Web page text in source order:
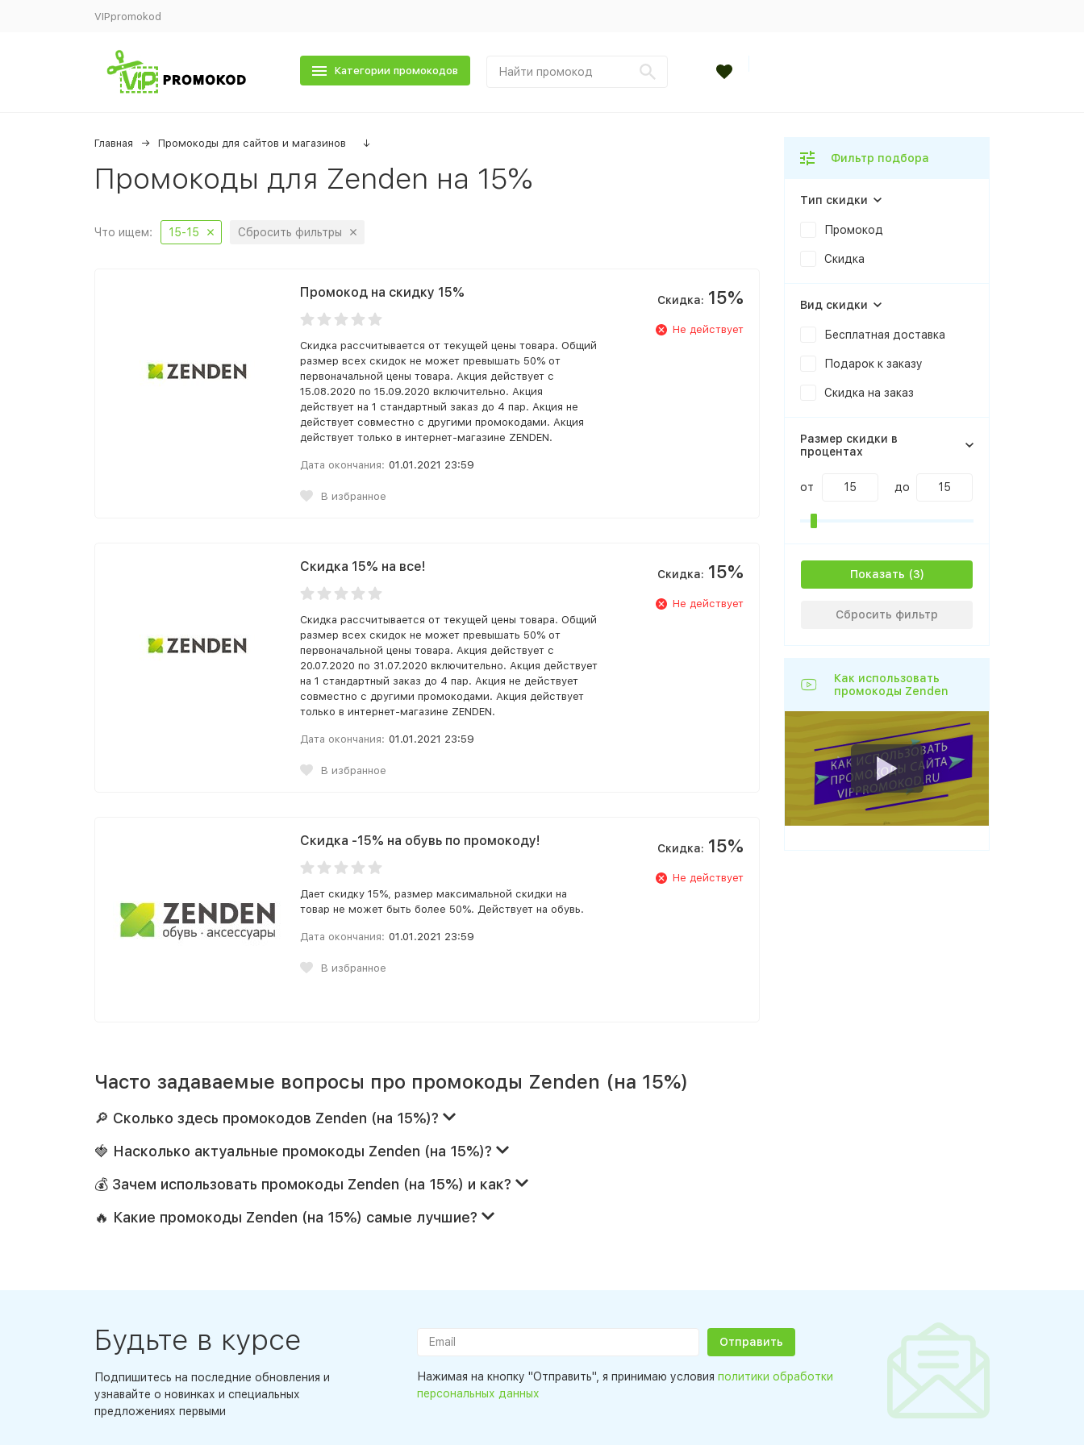
VIPpromokod
Категории промокодов
Главная Промокоды для сайтов и магазинов ↓
Промокоды для Zenden на 15%
Что ищем: 15-15 Сбросить фильтры
Промокод на скидку 15%
Скидка рассчитывается от текущей цены товара. Общий
размер всех скидок не может превышать 50% от
первоначальной цены товара. Акция действует с
15.08.2020 по 15.09.2020 включительно. Акция
действует на 1 стандартный заказ до 4 пар. Акция не
действует совместно с другими промокодами. Акция
действует только в интернет-магазине ZENDEN.
Дата окончания: 01.01.2021 23:59
В избранное
Скидка: 15%
Не действует
Скидка 15% на все!
Скидка рассчитывается от текущей цены товара. Общий
размер всех скидок не может превышать 50% от
первоначальной цены товара. Акция действует с
20.07.2020 по 31.07.2020 включительно. Акция действует
на 1 стандартный заказ до 4 пар. Акция не действует
совместно с другими промокодами. Акция действует
только в интернет-магазине ZENDEN.
Дата окончания: 01.01.2021 23:59
В избранное
Скидка: 15%
Не действует
Скидка -15% на обувь по промокоду!
Дает скидку 15%, размер максимальной скидки на
товар не может быть более 50%. Действует на обувь.
Дата окончания: 01.01.2021 23:59
В избранное
Скидка: 15%
Не действует
Часто задаваемые вопросы про промокоды Zenden (на 15%)
🔎 Сколько здесь промокодов Zenden (на 15%)?
🍓 Насколько актуальные промокоды Zenden (на 15%)?
💰 Зачем использовать промокоды Zenden (на 15%) и как?
🔥 Какие промокоды Zenden (на 15%) самые лучшие?
Фильтр подбора
Тип скидки
Промокод
Скидка
Вид скидки
Бесплатная доставка
Подарок к заказу
Скидка на заказ
Размер скидки в
процентах
от до
Показать
Сбросить фильтр
Как использовать
промокоды Zenden
Будьте в курсе
Подпишитесь на последние обновления и
узнавайте о новинках и специальных
предложениях первыми
Нажимая на кнопку "Отправить", я принимаю условия политики обработки
персональных данных